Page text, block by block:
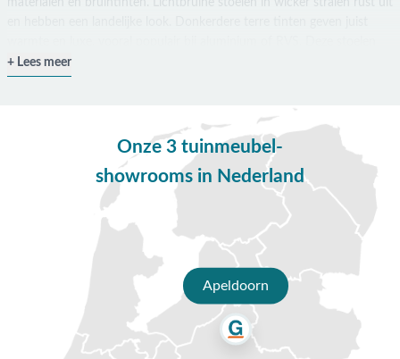
materialen en bruintinten. Lichtbruine stoelen in wicker stralen rust uit
hebben vaak een rope vlechtwerk rond het frame voor een extra
diningstoel of loungestoel, bij Van der Garde Tuinmeubelen vind je
altijd de perfecte tuinstoel.
Waarom kiezen voor bruine tuinstoelen?
Een bruine tuinstoel heeft een warme en authentieke uitstraling. Een
tuinstoel in het bruin brengt een natuurlijke elegantie in elke tuin, op
elk terras of balkon. De neutrale kleur laat zich moeiteloos
combineren met diverse tinten en materialen, waardoor je eenvoudig
een stijlvolle tuinset samenstelt. Denk bijvoorbeeld aan een
combinatie met een houten of aluminium tuintafel. Bovendien zijn de
gebruikte materialen vaak onderhoudsvriendelijk, zodat je meer tijd
overhoudt om te ontspannen en te genieten van het buitenleven.
Lees meer
Onze 3 tuinmeubel-
showrooms in Nederland
Apeldoorn